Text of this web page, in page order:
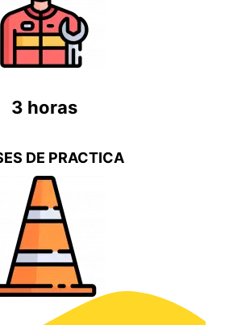
3 horas
DE PRACTICA